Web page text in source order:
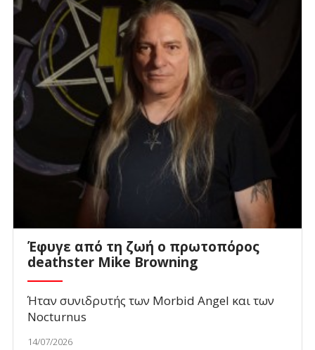
Έφυγε από τη ζωή ο πρωτοπόρος
deathster Mike Browning
Ήταν συνιδρυτής των Morbid Angel και των
Nocturnus
14/07/2026